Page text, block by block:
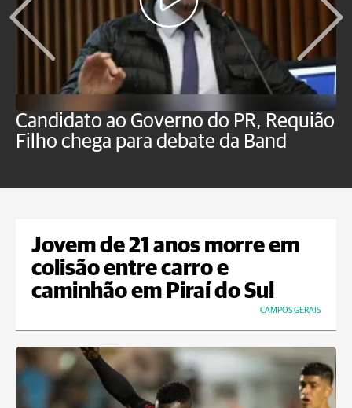
Candidato ao Governo do PR, Requião
Filho chega para debate da Band
Jovem de 21 anos morre em
colisão entre carro e
caminhão em Piraí do Sul
CAMPOS GERAIS